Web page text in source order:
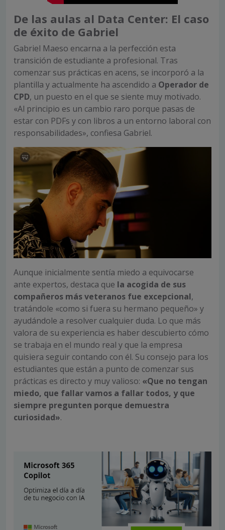
De las aulas al Data Center: El caso
de éxito de Gabriel
Gabriel Maeso encarna a la perfección esta
transición de estudiante a profesional. Tras
comenzar sus prácticas en acens, se incorporó a la
plantilla y actualmente ha ascendido a Operador de
CPD, un puesto en el que se siente muy motivado.
«Al principio es un cambio raro porque pasas de
estar con PDFs y con libros a un entorno laboral con
responsabilidades», confiesa Gabriel.
Aunque inicialmente sentía miedo a equivocarse
ante expertos, destaca que la acogida de sus
compañeros más veteranos fue excepcional,
tratándole «como si fuera su hermano pequeño» y
ayudándole a resolver cualquier duda. Lo que más
valora de su experiencia es haber descubierto cómo
se trabaja en el mundo real y que la empresa
quisiera seguir contando con él. Su consejo para los
estudiantes que están a punto de comenzar sus
prácticas es directo y muy valioso: «Que no tengan
miedo, que fallar vamos a fallar todos, y que
siempre pregunten porque demuestra
curiosidad».